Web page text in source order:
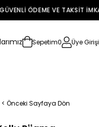
ÖDEME VE TAKSİT
Sepetim0 Üye Girişi
< Önceki Sayfaya Dön